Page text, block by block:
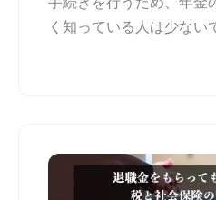
く知っている人は少ない